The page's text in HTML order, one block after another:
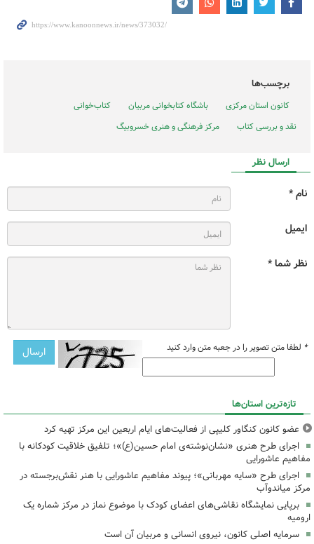
برچسب‌ها
کانون استان مرکزی باشگاه کتابخوانی مربیان
کتاب‌خوانی
نقد و بررسی کتاب
مرکز فرهنگی و هنری خسروبیگ
ارسال نظر
نام *
ایمیل
نظر شما *
* لطفا متن تصویر را در جعبه متن وارد کنید
تازه‌ترین استان‌ها
عضو کانون کنگاور کلیپی از فعالیت‌های ایام اربعین این مرکز تهیه کرد
اجرای طرح هنری «نشان‌نوشته‌ی امام حسین(ع)»؛ تلفیق خلاقیت کودکانه با
مفاهیم عاشورایی
اجرای طرح «سایه مهربانی»؛ پیوند مفاهیم عاشورایی با هنر نقش‌برجسته در
مرکز میاندوآب
برپایی نمایشگاه نقاشی‌های اعضای کودک با موضوع نماز در مرکز شماره یک
ارومیه
سرمایه اصلی کانون، نیروی انسانی و مربیان آن است